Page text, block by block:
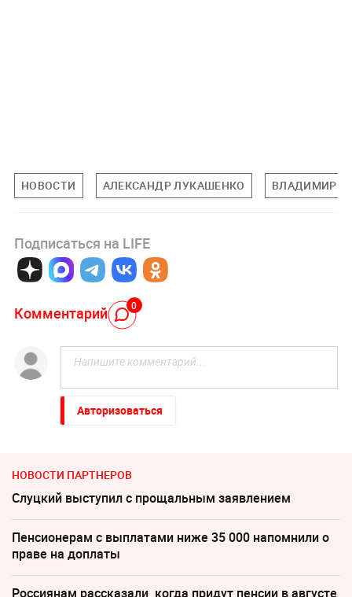
НОВОСТИ АЛЕКСАНДР ЛУКАШЕНКО ВЛАДИМИР
Подписаться на LIFE
Комментарий 0
Авторизоваться
НОВОСТИ ПАРТНЕРОВ
Слуцкий выступил с прощальным заявлением
Пенсионерам с выплатами ниже 35 000 напомнили о
праве на доплаты
Россиянам рассказали, когда придут пенсии в августе